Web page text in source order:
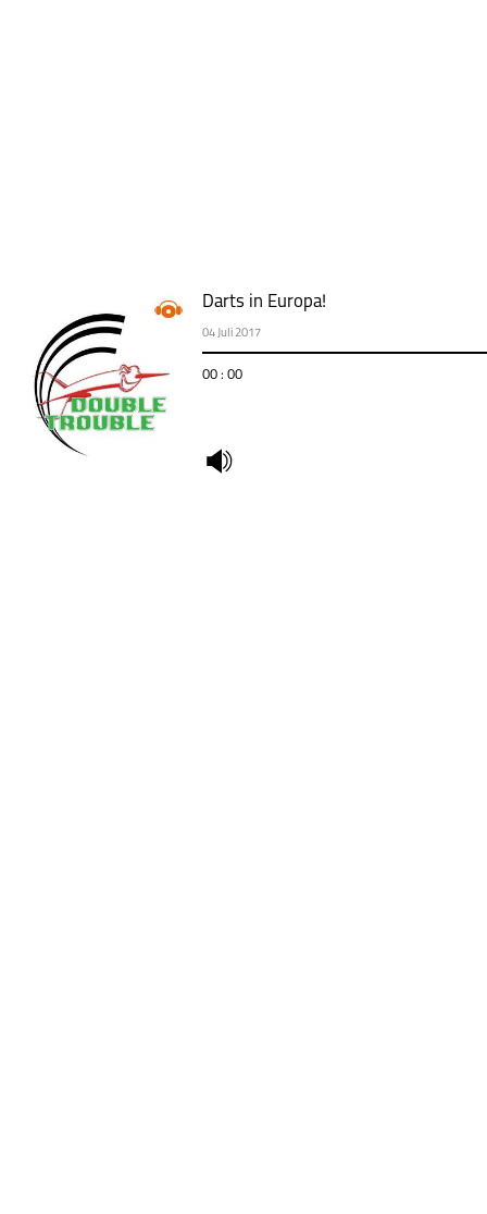
Darts in Europa!
04 Juli 2017
00 : 00